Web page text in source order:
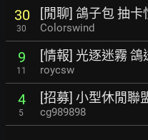
30
30
[閒聊] 鴿子包 抽卡
Colorswind
9
11
[情報] 光逐迷霧
roycsw
4
5
[招募] 小型休閒聯
cg989898